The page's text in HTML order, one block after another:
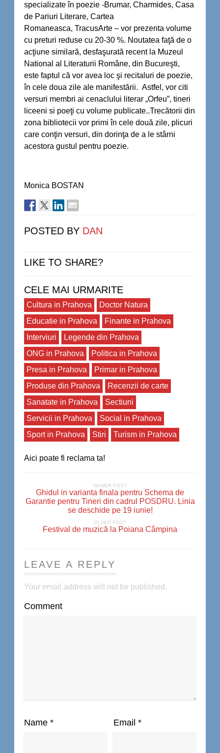
specializate în poezie -Brumar, Charmides, Casa
de Pariuri Literare, Cartea
Romaneasca, TracusArte – vor prezenta volume
cu preturi reduse cu 20-30 %. Noutatea faţă de o
acţiune similară, desfaşurată recent la Muzeul
National al Literaturii Române, din Bucureşti,
este faptul că vor avea loc şi recitaluri de poezie,
în cele doua zile ale manifestării. Astfel, vor citi
versuri membri ai cenaclului literar „Orfeu”, tineri
liceeni si poeţi cu volume publicate..Trecătorii din
zona bibliotecii vor primi în cele două zile, plicuri
care conţin versuri, din dorinţa de a le stârni
acestora gustul pentru poezie.
Monica BOSTAN
POSTED BY DAN
LIKE TO SHARE?
CELE MAI URMARITE
Cultura in Prahova
Doctor Natura
Educatie in Prahova
Finante in Prahova
Interviuri
Legende din Prahova
ONG in Prahova
Politica in Prahova
Presa in Prahova
Primar in Prahova
Produse din Prahova
Recenzii de carte
Sanatate in Prahova
Sectiuni
Servicii in Prahova
Social in Prahova
Sport in Prahova
Stiri Turism in Prahova
Aici poate fi reclama ta!
NEWER POST
Ghidul in varianta finala pentru Schema de
Garantie pentru Tineri din cadrul POSDRU. Linia
se deschide pe 19 iunie!
OLDER POST
Festival de muzică la Poiana Câmpina
LEAVE A REPLY
Your email address will not be published.
Comment
Name * Email *